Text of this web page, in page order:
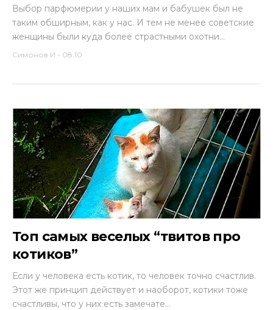
Выбор парфюмерии у наших мам и бабушек был не
таким обширным, как у нас. И тем не менее советские
женщины были куда более страстными охотни...
Симонов И - 08:10
Топ самых веселых “твитов про
котиков”
Если у человека есть котик, то человек точно счастлив.
Этот же принцип действует и наоборот, котики тоже
счастливы, что у них есть замечате...